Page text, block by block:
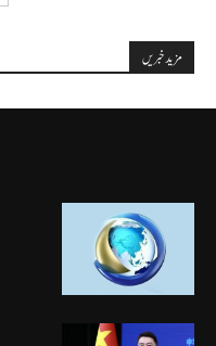
مزید خبریں